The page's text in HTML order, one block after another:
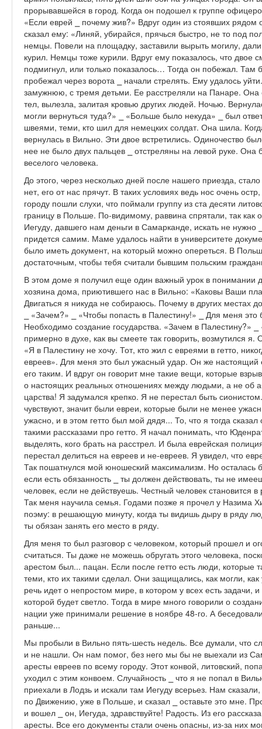
прорывавшейся в город. Когда он подошел к группе
«Если еврей ⎯ почему жив?» Вдруг один из стоявших
сказал ему: «Линяй, убирайся, прячься быстро, не то под
немцы. Повели на площадку, заставили вырыть могилу,
курил. Немцы тоже курили. Вдруг ему показалось, что двое
подмигнул, или только показалось… Тогда он побежал. Там
пробежал через ворота ⎯ начали стрелять. Ему удалось
замужнюю, с тремя детьми. Ее расстреляли на Панаре. Она
тел, вылезла, залитая кровью других людей. Ночью.
могли вернуться туда?» ⎯ «Больше было некуда» ⎯ был
швеями, теми, кто шил для немецких солдат. Она шила.
вернулась в Вильно. Эти двое встретились. Одиночество
нее не было двух пальцев ⎯ отстреляны на левой руке.
веселого человека.
До этого, через несколько дней после нашего приезда,
нет, его от нас прячут. В таких условиях ведь нос очень
городу пошли слухи, что поймали группу из ста десяти
границу в Польше. По-видимому, раввина спрятали, так
Иегуду, давшего нам деньги в Самарканде, искать не
придется самим. Маме удалось найти в университете
было иметь документ, на который можно опереться. В
достаточным, чтобы тебя считали бывшим польским
В этом доме я получил еще один важный урок в понимании
хозяина дома, приютившего нас в Вильно: «Каковы Ваши
Двигаться я никуда не собираюсь. Почему в других
⎯ «Зачем?» ⎯ «Чтобы попасть в Палестину!» ⎯ Для меня
Необходимо создание государства. «Зачем в Палестину?»
примерно в духе, как вы смеете так говорить, возмутился
«Я в Палестину не хочу. Тот, кто жил с евреями в гетто,
евреев». Для меня это был ужасный удар. Он же
его таким. И вдруг он говорит мне такие вещи, которые
о настоящих реальных отношениях между людьми, а не об
царства! Я задумался крепко. Я не перестал быть
чувствуют, значит были евреи, которые были не менее
ужасно, и в этом гетто был мой дядя... То, что я тогда
такими рассказами про гетто. Я начал понимать, что
выделять, кого брать на расстрел. И была еврейская
перестал делиться на евреев и не-евреев. Я увидел, что
Так пошатнулся мой юношеский максимализм. Но осталась
если есть обязанность ⎯ ты должен действовать, ты не
человек, если не действуешь. Честный человек становится
Так меня научила семья. Годами позже я прочел у Назима
поэму: в решающую минуту, когда ты видишь дыру в ряду
ты обязан занять его место в ряду.
Для меня то был разговор с человеком, который прошел и
считаться. Ты даже не можешь обругать этого человека,
арестом был... пацан. Если после гетто есть люди, которые
теми, кто их такими сделал. Они защищались, как могли,
речь идет о непростом мире, в котором у всех есть задачи,
которой будет светло. Тогда в мире много говорили о
нации уже принимали решение в ноябре 48-го. А
раньше...
Мы пробыли в Вильно пять-шесть недель. Все думали, что
и не нашли. Он нам помог, без него мы бы не выехали из
аресты евреев по всему городу. Этот конвой, литовский,
уходил с этим конвоем. Случайность ⎯ что я не попал в
приехали в Лодзь и искали там Иегуду всерьез. Нам
по Движению, уже в Польше, и сказал ⎯ оставьте это мне.
и вошел ⎯ он, Иегуда, здравствуйте! Радость. Из его
аресты. Все его документы стали очень опасны, из-за них